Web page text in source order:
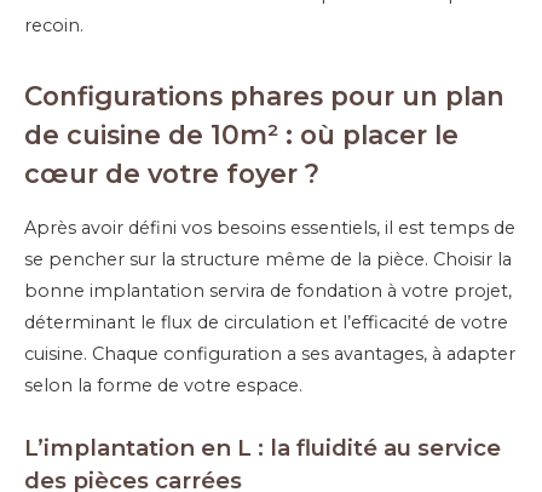
recoin.
Configurations phares pour un plan
de cuisine de 10m² : où placer le
cœur de votre foyer ?
Après avoir défini vos besoins essentiels, il est temps de
se pencher sur la structure même de la pièce. Choisir la
bonne implantation servira de fondation à votre projet,
déterminant le flux de circulation et l’efficacité de votre
cuisine. Chaque configuration a ses avantages, à adapter
selon la forme de votre espace.
L’implantation en L : la fluidité au service
des pièces carrées